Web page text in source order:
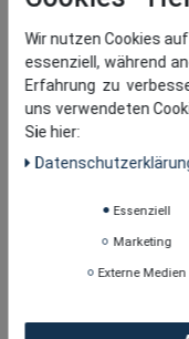
Wir nutzen Cookies
essenziell, während
Erfahrung zu
uns verwendeten
Sie hier:
Essenziell
Marketing
Externe Medien